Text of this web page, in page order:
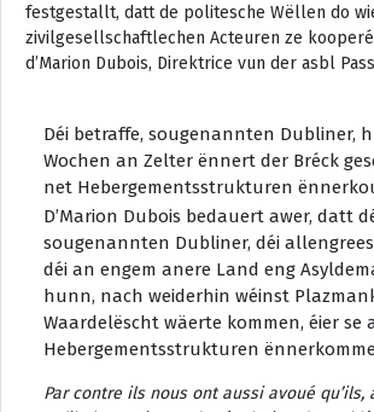
festgestallt, datt de politesche Wëllen do
zivilgesellschaftlechen Acteuren ze
d’Marion Dubois, Direktrice vun der asbl
Déi betraffe, sougenannten Dubliner,
Wochen an Zelter ënnert der Bréck
net Hebergementsstrukturen
D’Marion Dubois bedauert awer, datt
sougenannten Dubliner, déi
déi an engem anere Land eng
hunn, nach weiderhin wéinst
Waardelëscht wäerte kommen, éier se
Hebergementsstrukturen
Par contre ils nous ont aussi avoué qu’ils,